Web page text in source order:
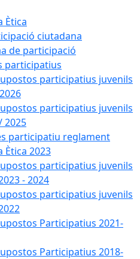
Ètica
ciutadana
de participació
participatius
participatius juvenils
participatius juvenils
2025
participatiu reglament
Ètica 2023
participatius juvenils
- 2024
participatius juvenils
Participatius 2021-
Participatius 2018-